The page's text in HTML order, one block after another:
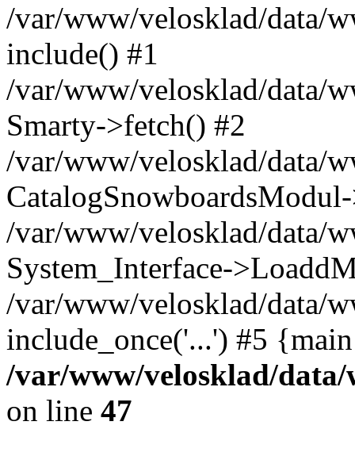
/var/www/velosklad/data/
include() #1
/var/www/velosklad/data/
Smarty->fetch() #2
/var/www/velosklad/data/
/var/www/velosklad/data/
System_Interface-
/var/www/velosklad/data/
include_once('...') #5
/var/www/velosklad/
on line 47